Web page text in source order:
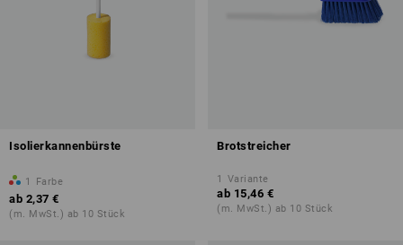
Isolierkannenbürste
1 Farbe
ab 2,37 €
(m. MwSt.) ab 10 Stück
Brotstreicher
1 Variante
ab 15,46 €
(m. MwSt.) ab 10 Stück